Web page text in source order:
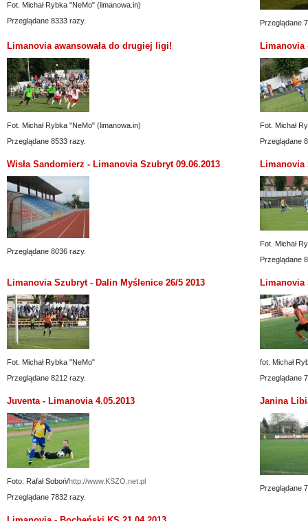
Fot. Michał Rybka "NeMo" (limanowa.in)
Przeglądane 8333 razy.
Przeglądane
Limanovia awansowała do drugiej ligi!
Fot. Michał Rybka "NeMo" (limanowa.in)
Przeglądane 8533 razy.
Limanovia
Fot. Michał
Przeglądane
Wisła Sandomierz - Limanovia Szubryt 09.06.2013
Przeglądane 8036 razy.
Limanovia
Fot. Michał
Przeglądane
Limanovia Szubryt - Dalin Myślenice 26/5 2013
Fot. Michał Rybka "NeMo"
Przeglądane 8212 razy.
Limanovia
fot. Michał
Przeglądane
Juventa - Limanovia 4.05.2013
Foto: Rafał Soboń/http://www.KSZO.net.pl
Przeglądane 7832 razy.
Janina
Przeglądane